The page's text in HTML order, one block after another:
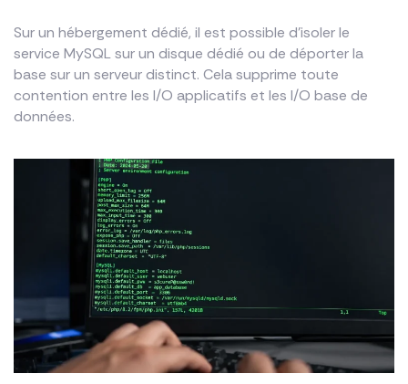
Sur un hébergement dédié, il est possible d’isoler le
service MySQL sur un disque dédié ou de déporter la
base sur un serveur distinct. Cela supprime toute
contention entre les I/O applicatifs et les I/O base de
données.